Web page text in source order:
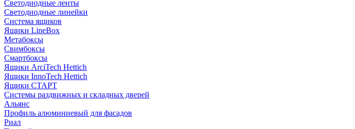
Светодиодные ленты
Светодиодные линейки
Система ящиков
Ящики LineBox
Метабоксы
Свимбоксы
Смартбоксы
Ящики ArciTech Hettich
Ящики InnoTech Hettich
Ящики СТАРТ
Системы раздвижных и складных дверей
Альянс
Профиль алюминиевый для фасадов
Риал